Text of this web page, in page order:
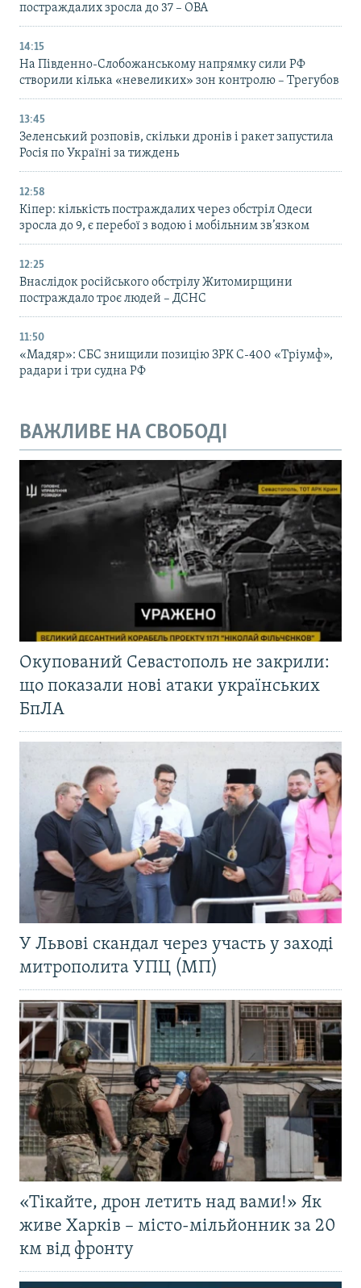
постраждалих зросла до 37 – ОВА
14:15
На Південно-Слобожанському напрямку сили РФ
створили кілька «невеликих» зон контролю – Трегубов
13:45
Зеленський розповів, скільки дронів і ракет запустила
Росія по Україні за тиждень
12:58
Кіпер: кількість постраждалих через обстріл Одеси
зросла до 9, є перебої з водою і мобільним зв’язком
12:25
Внаслідок російського обстрілу Житомирщини
постраждало троє людей – ДСНС
11:50
«Мадяр»: СБС знищили позицію ЗРК С-400 «Тріумф»,
радари і три судна РФ
ВАЖЛИВЕ НА СВОБОДІ
Окупований Севастополь не закрили:
що показали нові атаки українських
БпЛА
У Львові скандал через участь у заході
митрополита УПЦ (МП)
«Тікайте, дрон летить над вами!» Як
живе Харків – місто-мільйонник за 20
км від фронту